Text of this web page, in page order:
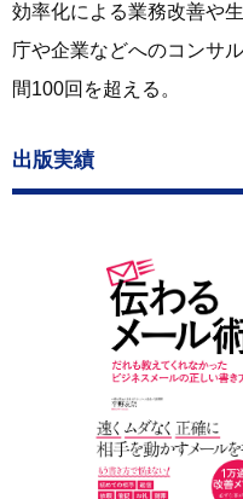
効率化による業務改善や
庁や企業などへのコンサ
間100回を超える。
出版実績